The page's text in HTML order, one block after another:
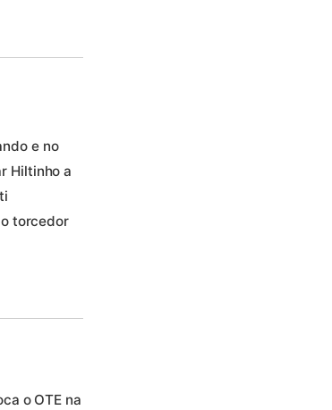
e no
Hiltinho a
torcedor
o OTE na